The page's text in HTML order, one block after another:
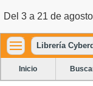
Del 3 a 21 de
Librería
Inicio